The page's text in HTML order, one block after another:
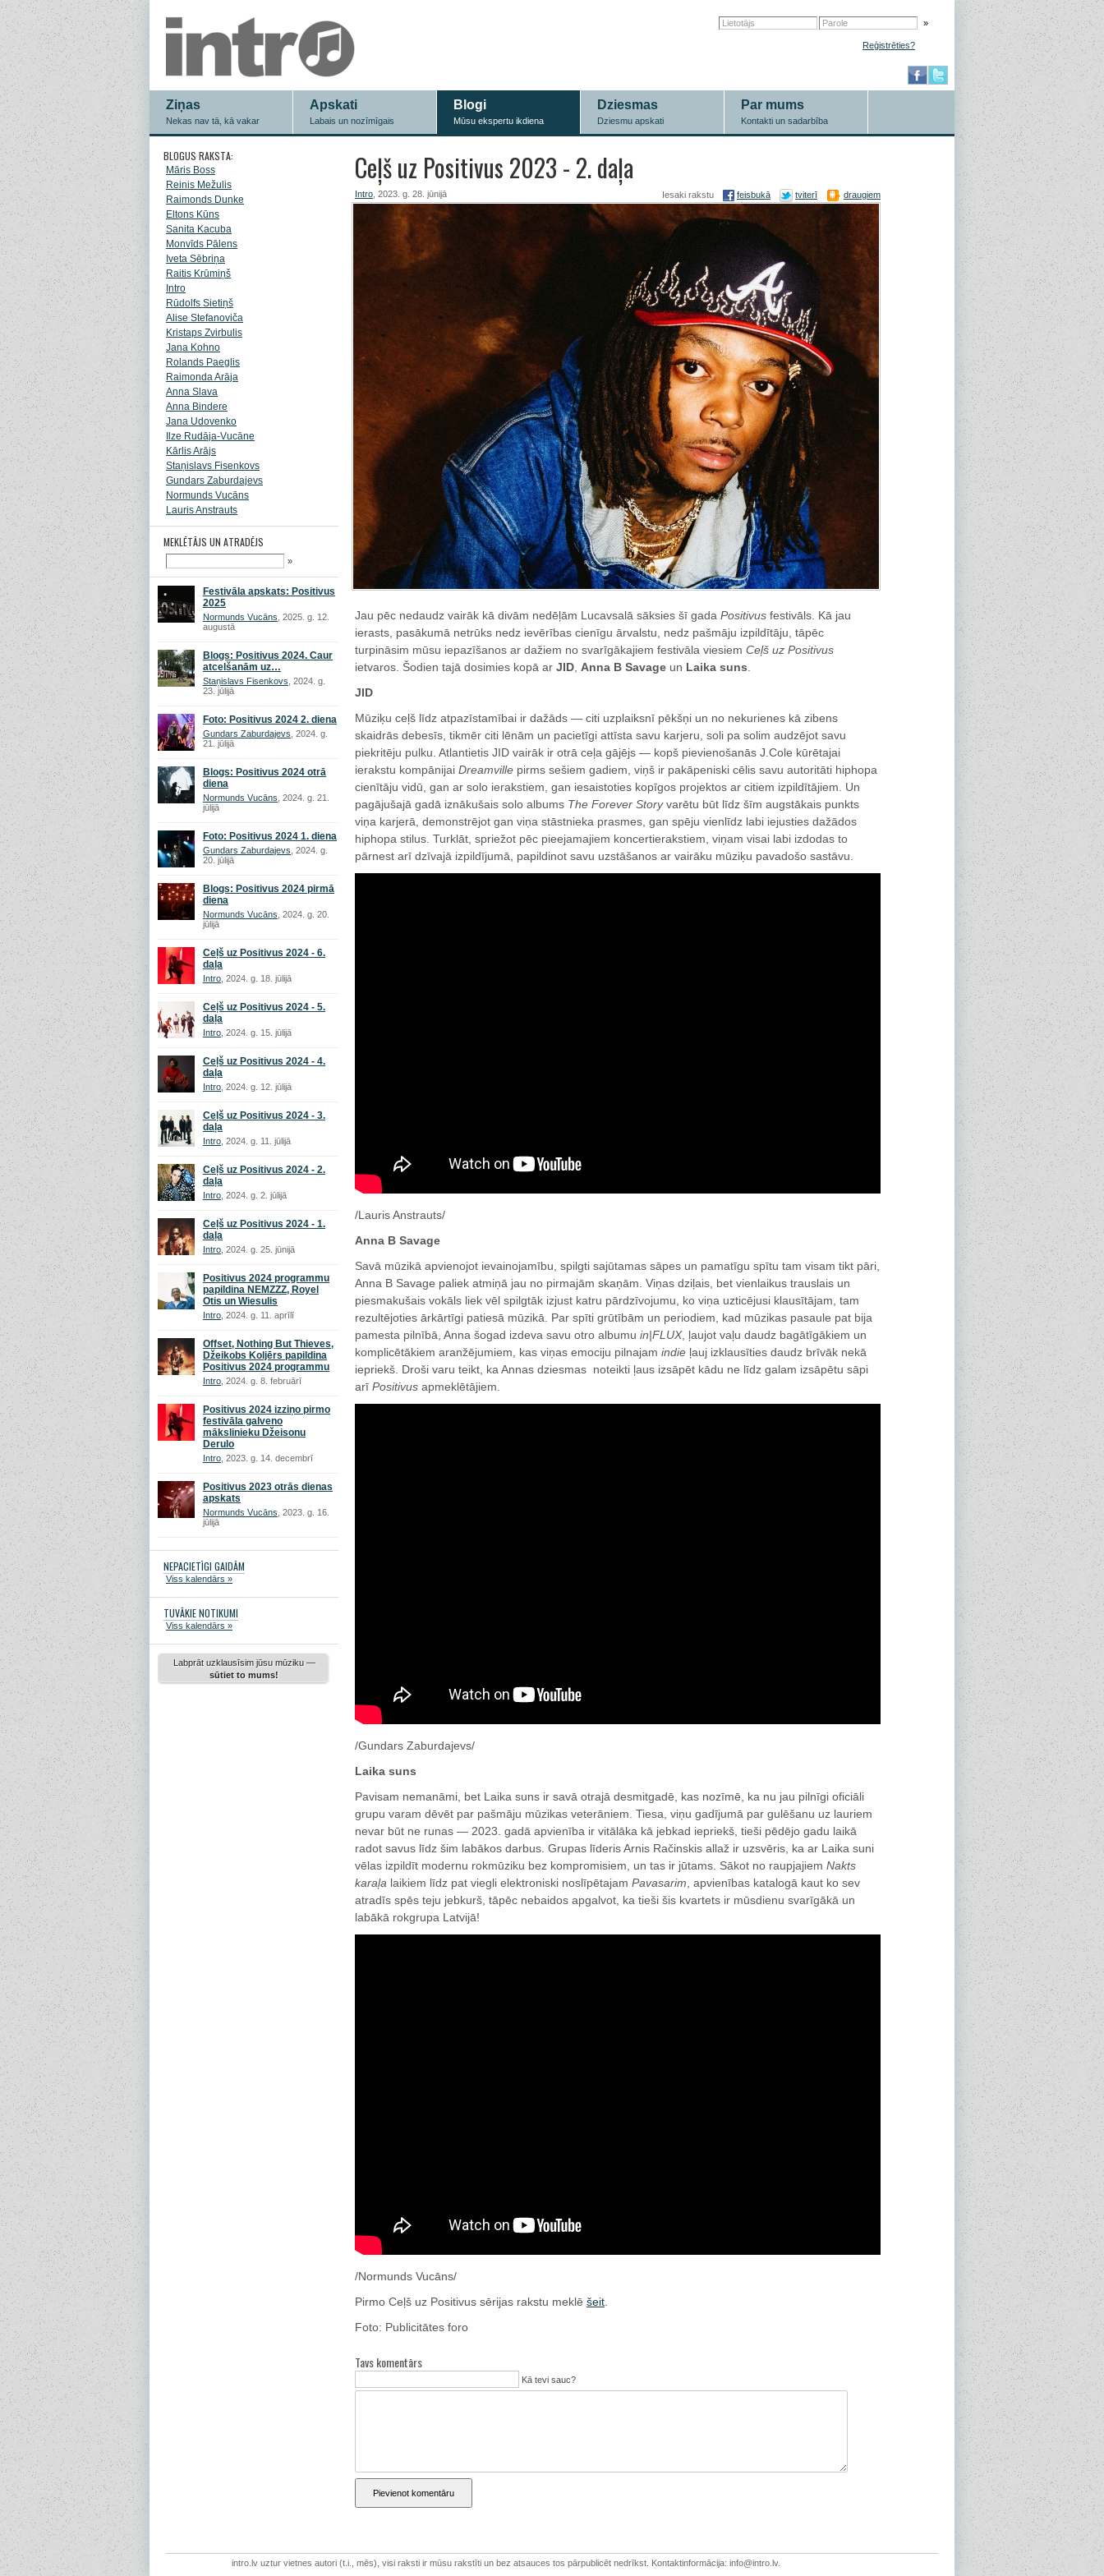
»
Reģistrēties?
Ziņas
Nekas nav tā, kā vakar
Apskati
Labais un nozīmīgais
Blogi
Mūsu ekspertu ikdiena
Dziesmas
Dziesmu apskati
Par mums
Kontakti un sadarbība
BLOGUS RAKSTA:
Māris Boss
Reinis Mežulis
Raimonds Dunke
Eltons Kūns
Sanita Kacuba
Monvīds Pālens
Iveta Sēbriņa
Raitis Krūmiņš
Intro
Rūdolfs Sietiņš
Alise Stefanoviča
Kristaps Zvirbulis
Jana Kohno
Rolands Paeglis
Raimonda Arāja
Anna Slava
Anna Bindere
Jana Udovenko
Ilze Rudāja-Vucāne
Kārlis Arājs
Staņislavs Fisenkovs
Gundars Zaburdajevs
Normunds Vucāns
Lauris Anstrauts
MEKLĒTĀJS UN ATRADĒJS
»
Festivāla apskats: Positivus
2025
Normunds Vucāns , 2025. g. 12.
augustā
Blogs: Positivus 2024. Caur
atcelšanām uz…
Staņislavs Fisenkovs , 2024. g.
23. jūlijā
Foto: Positivus 2024 2. diena
Gundars Zaburdajevs , 2024. g.
21. jūlijā
Blogs: Positivus 2024 otrā
diena
Normunds Vucāns , 2024. g. 21.
jūlijā
Foto: Positivus 2024 1. diena
Gundars Zaburdajevs , 2024. g.
20. jūlijā
Blogs: Positivus 2024 pirmā
diena
Normunds Vucāns , 2024. g. 20.
jūlijā
Ceļš uz Positivus 2024 - 6.
daļa
Intro , 2024. g. 18. jūlijā
Ceļš uz Positivus 2024 - 5.
daļa
Intro , 2024. g. 15. jūlijā
Ceļš uz Positivus 2024 - 4.
daļa
Intro , 2024. g. 12. jūlijā
Ceļš uz Positivus 2024 - 3.
daļa
Intro , 2024. g. 11. jūlijā
Ceļš uz Positivus 2024 - 2.
daļa
Intro , 2024. g. 2. jūlijā
Ceļš uz Positivus 2024 - 1.
daļa
Intro , 2024. g. 25. jūnijā
Positivus 2024 programmu
papildina NEMZZZ, Royel
Otis un Wiesulis
Intro , 2024. g. 11. aprīlī
Offset, Nothing But Thieves,
Džeikobs Koljērs papildina
Positivus 2024 programmu
Intro , 2024. g. 8. februārī
Positivus 2024 izziņo pirmo
festivāla galveno
mākslinieku Džeisonu
Derulo
Intro , 2023. g. 14. decembrī
Positivus 2023 otrās dienas
apskats
Normunds Vucāns , 2023. g. 16.
jūlijā
NEPACIETĪGI GAIDĀM
Viss kalendārs »
TUVĀKIE NOTIKUMI
Viss kalendārs »
Labprāt uzklausīsim jūsu mūziku —
sūtiet to mums!
Ceļš uz Positivus 2023 - 2. daļa
Iesaki rakstu feisbukā tviterī draugiem
Intro , 2023. g. 28. jūnijā
Jau pēc nedaudz vairāk kā divām nedēļām Lucavsalā sāksies šī gada Positivus festivāls. Kā jau
ierasts, pasākumā netrūks nedz ievērības cienīgu ārvalstu, nedz pašmāju izpildītāju, tāpēc
turpināsim mūsu iepazīšanos ar dažiem no svarīgākajiem festivāla viesiem Ceļš uz Positivus
ietvaros. Šodien tajā dosimies kopā ar JID Anna B Savage un Laika suns
JID
Mūziķu ceļš līdz atpazīstamībai ir dažāds — citi uzplaiksnī pēkšņi un no nekurienes kā zibens
skaidrās debesīs, tikmēr citi lēnām un pacietīgi attīsta savu karjeru, soli pa solim audzējot savu
piekritēju pulku. Atlantietis JID vairāk ir otrā ceļa gājējs — kopš pievienošanās J.Cole kūrētajai
ierakstu kompānijai Dreamville pirms sešiem gadiem, viņš ir pakāpeniski cēlis savu autoritāti hiphopa
cienītāju vidū, gan ar solo ierakstiem, gan iesaistoties kopīgos projektos ar citiem izpildītājiem. Un
pagājušajā gadā iznākušais solo albums The Forever Storyvarētu būt līdz šīm augstākais punkts
viņa karjerā, demonstrējot gan viņa stāstnieka prasmes, gan spēju vienlīdz labi iejusties dažādos
hiphopa stilus. Turklāt, spriežot pēc pieejamajiem koncertierakstiem, viņam visai labi izdodas to
pārnest arī dzīvajā izpildījumā, papildinot savu uzstāšanos ar vairāku mūziķu pavadošo sastāvu.
/Lauris Anstrauts/
Anna B Savage
Savā mūzikā apvienojot ievainojamību, spilgti sajūtamas sāpes un pamatīgu spītu tam visam tikt pāri,
Anna B Savage paliek atmiņā jau no pirmajām skaņām. Viņas dziļais, bet vienlaikus trauslais un
piesmakušais vokāls liek vēl spilgtāk izjust katru pārdzīvojumu, ko viņa uzticējusi klausītājam, tam
rezultējoties ārkārtīgi patiesā mūzikā. Par spīti grūtībām un periodiem, kad mūzikas pasaule pat bija
pamesta pilnībā, Anna šogad izdeva savu otro albumu in​|​FLUX, ļaujot vaļu daudz bagātīgākiem un
komplicētākiem aranžējumiem, kas viņas emociju pilnajam indie ļauj izklausīties daudz brīvāk nekā
iepriekš. Droši varu teikt, ka Annas dziesmas noteikti ļaus izsāpēt kādu ne līdz galam izsāpētu sāpi
arī Positivus apmeklētājiem.
/Gundars Zaburdajevs/
Laika suns
Pavisam nemanāmi, bet Laika suns ir savā otrajā desmitgadē, kas nozīmē, ka nu jau pilnīgi oficiāli
grupu varam dēvēt par pašmāju mūzikas veterāniem. Tiesa, viņu gadījumā par gulēšanu uz lauriem
nevar būt ne runas — 2023. gadā apvienība ir vitālāka kā jebkad iepriekš, tieši pēdējo gadu laikā
radot savus līdz šim labākos darbus. Grupas līderis Arnis Račinskis allaž ir uzsvēris, ka ar Laika suni
vēlas izpildīt modernu rokmūziku bez kompromisiem, un tas ir jūtams. Sākot no raupjajiem Nakts
karaļa laikiem līdz pat viegli elektroniski noslīpētajam Pavasarim , apvienības katalogā kaut ko sev
atradīs spēs teju jebkurš, tāpēc nebaidos apgalvot, ka tieši šis kvartets ir mūsdienu svarīgākā un
labākā rokgrupa Latvijā!
/Normunds Vucāns/
Pirmo Ceļš uz Positivus sērijas rakstu meklē šeit
Foto: Publicitātes foro
Tavs komentārs
Kā tevi sauc?
Pievienot komentāru
intro.lv uztur vietnes autori (t.i., mēs), visi raksti ir mūsu rakstīti un bez atsauces tos pārpublicēt nedrīkst. Kontaktinformācija: info@intro.lv.